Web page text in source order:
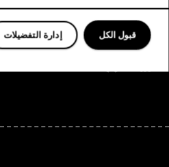
Linkedin
Discord
إدارة التفضيلات قبول الكل